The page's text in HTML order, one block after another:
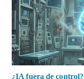
¿IA fuera de